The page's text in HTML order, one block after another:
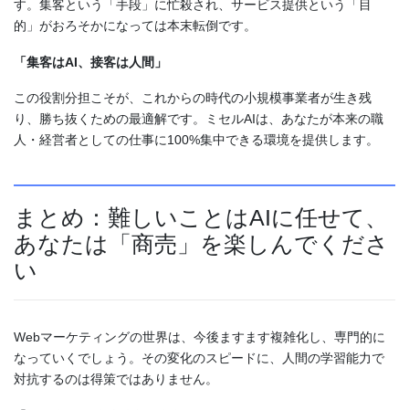
す。集客という「手段」に忙殺され、サービス提供という「目
的」がおろそかになっては本末転倒です。
「集客はAI、接客は人間」
この役割分担こそが、これからの時代の小規模事業者が生き残
り、勝ち抜くための最適解です。ミセルAIは、あなたが本来の職
人・経営者としての仕事に100%集中できる環境を提供します。
まとめ：難しいことはAIに任せて、
あなたは「商売」を楽しんでくださ
い
Webマーケティングの世界は、今後ますます複雑化し、専門的に
なっていくでしょう。その変化のスピードに、人間の学習能力で
対抗するのは得策ではありません。